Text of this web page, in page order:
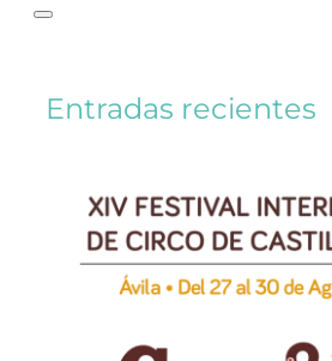
Entradas recientes